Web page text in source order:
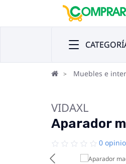
Muebles e
VIDAXL
Aparador
0